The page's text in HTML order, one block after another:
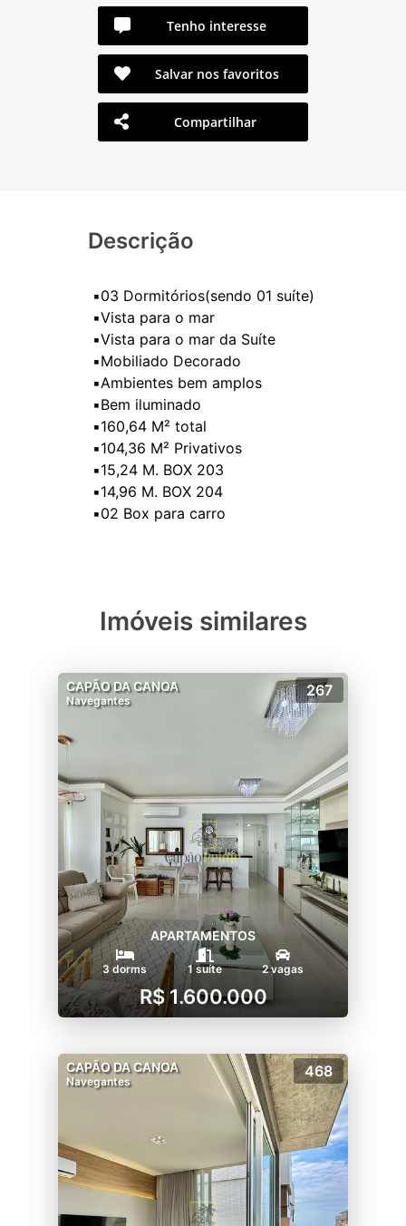
Tenho interesse
Salvar nos favoritos
Compartilhar
Descrição
▪️03 Dormitórios(sendo 01 suíte)
▪️Vista para o mar
▪️Vista para o mar da Suíte
▪️Mobiliado Decorado
▪️Ambientes bem amplos
▪️Bem iluminado
▪️160,64 M² total
▪️104,36 M² Privativos
▪️15,24 M. BOX 203
▪️14,96 M. BOX 204
Imóveis similares
CAPÃO DA CANOA
Navegantes
267
APARTAMENTOS
3 dorms 1 suíte 2 vagas
R$ 1.600.000
CAPÃO DA CANOA
Navegantes
468